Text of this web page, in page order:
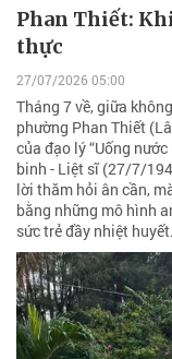
Phan Thiết:
thực
27/07/2026 05:00
Tháng 7 về, giữa
phường Phan Thiết
của đạo lý “Uống
binh - Liệt sĩ (27/7/
lời thăm hỏi ân cần,
bằng những mô hình
sức trẻ đầy nhiệt huyết.